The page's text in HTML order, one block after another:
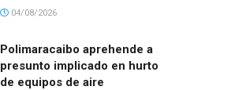
04/08/2026
Polimaracaibo aprehende a
presunto implicado en hurto
de equipos de aire